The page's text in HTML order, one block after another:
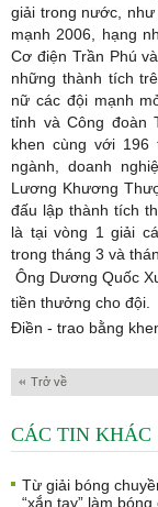
giải trong nước,
mạnh 2006, hạng
Cơ điện Trần Phú
những thành tích
nữ các đội mạnh
tỉnh và Công đoàn
khen cùng với
ngành, doanh
Lương Khương
đấu lập thành tích
là tại vòng 1 giải
trong tháng 3 và
Ông Dương Quốc
tiền thưởng cho đội.
Điền - trao bằng
Trở về
CÁC TIN KHÁC
Từ giải bóng
“xắn tay” làm